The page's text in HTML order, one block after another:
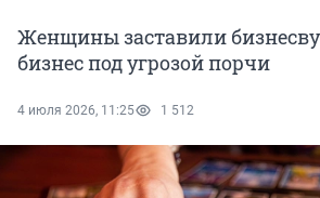
Женщины заставили
бизнес под угрозой порчи
4 июля 2026, 11:25 1 512